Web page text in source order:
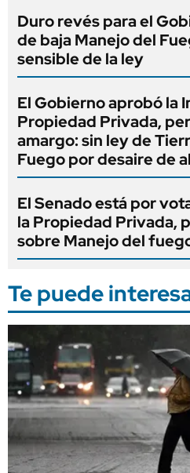
Duro revés para el
de baja Manejo del
sensible de la ley
El Gobierno aprobó la
Propiedad Privada,
amargo: sin ley de
Fuego por desaire de
El Senado está por
la Propiedad Privada,
sobre Manejo del
Te puede